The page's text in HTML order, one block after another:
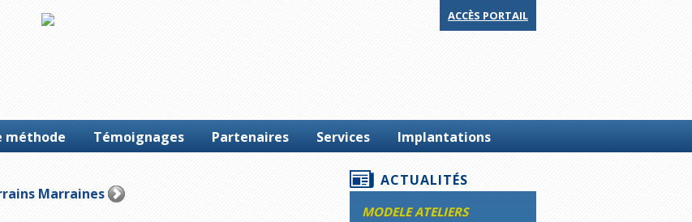
ACCÈS PORTAIL
méthode Témoignages Partenaires Services Implantations
Marraines
ACTUALITÉS
MODELE ATELIERS